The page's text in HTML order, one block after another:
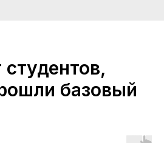
базовый